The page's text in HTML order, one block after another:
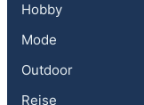
Hobby
Mode
Outdoor
Rejse